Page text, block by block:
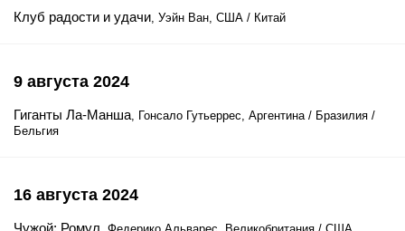
Клуб радости и удачи, Уэйн Ван, США / Китай
9 августа 2024
Гиганты Ла-Манша, Гонсало Гутьеррес, Аргентина / Бразилия /
Бельгия
16 августа 2024
Чужой: Ромул